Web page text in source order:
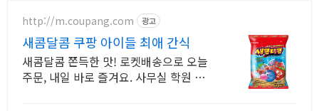
http://m.coupang.com 광고
새콤달콤 쿠팡 아이들 최애 간식
새콤달콤 쫀득한 맛! 로켓배송으로 오늘
주문, 내일 바로 즐겨요. 사무실 학원 간